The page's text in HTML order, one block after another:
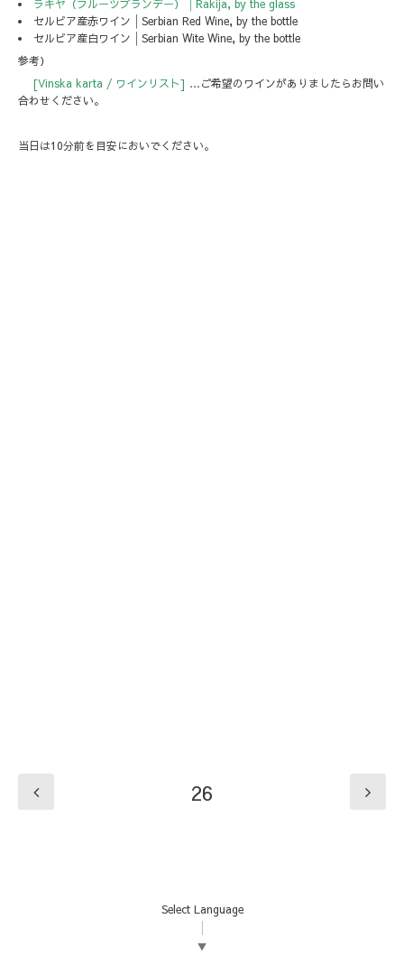
ラキヤ（フルーツブランデー）│Rakija, by the glass
セルビア産赤ワイン│Serbian Red Wine, by the bottle
セルビア産白ワイン│Serbian Wite Wine, by the bottle
参考）
[Vinska karta / ワインリスト] …ご希望のワインがありましたらお問い
合わせください。
当日は10分前を目安においでください。
26
Select Language
▼